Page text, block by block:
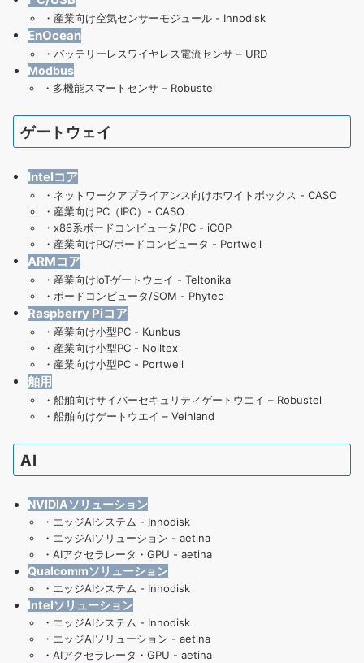
・ 産業向け空気センサーモジュール- Innodisk
EnOcean
・ バッテリーレスワイヤレス電流センサ – URD
Modbus
・ 多機能スマートセンサ – Robustel
ゲートウェイ
Intelコア
・ ネットワークアプライアンス向けホワイトボックス - CASO
・ 産業向けPC（IPC）- CASO
・ x86系ボードコンピュータ/PC - iCOP
・ 産業向けPC/ボードコンピュータ - Portwell
ARMコア
・ 産業向けIoTゲートウェイ - Teltonika
・ ボードコンピュータ/SOM - Phytec
Raspberry Piコア
・ 産業向け小型PC - Kunbus
・ 産業向け小型PC - Noiltex
・ 産業向け小型PC - Portwell
舶用
・ 船舶向けサイバーセキュリティゲートウエイ – Robustel
・ 船舶向けゲートウエイ – Veinland
AI
NVIDIAソリューション
・ エッジAIシステム - Innodisk
・ エッジAIソリューション - aetina
・ AIアクセラレータ・GPU - aetina
Qualcommソリューション
・ エッジAIシステム - Innodisk
Intelソリューション
・ エッジAIシステム - Innodisk
・ エッジAIソリューション - aetina
・ AIアクセラレータ・GPU - aetina